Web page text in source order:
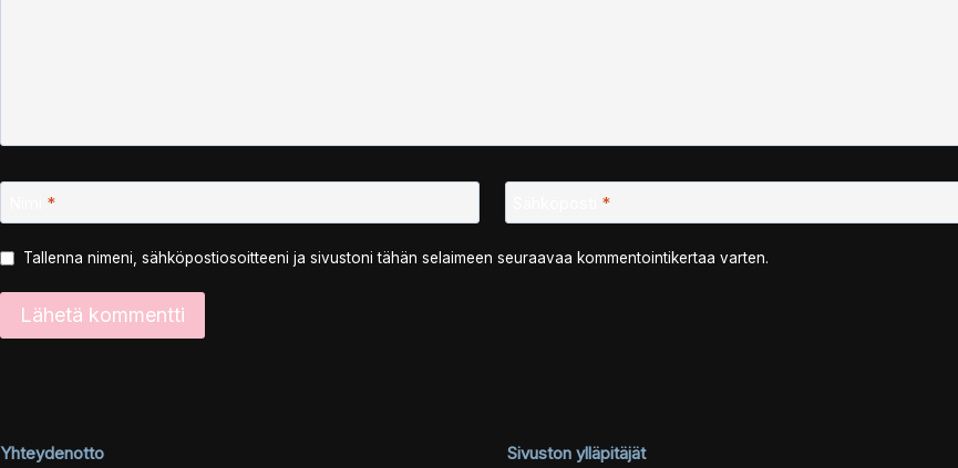
* *
Tallenna nimeni, sähköpostiosoitteeni ja sivustoni tähän selaimeen seuraavaa kommentointikertaa varten.
Yhteydenotto
Sivuston ylläpitäjät